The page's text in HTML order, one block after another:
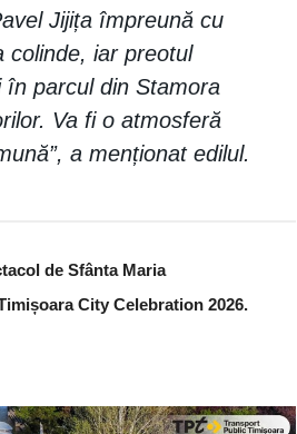
Jijița împreună cu
colinde, iar preotul
în parcul din Stamora
Va fi o atmosferă
a menționat edilul.
de Sfânta Maria
City Celebration 2026.